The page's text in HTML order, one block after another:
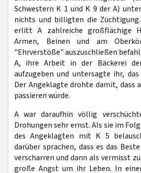
Schwestern K 1 und K 9 der A)
nichts und billigten die
erlitt A zahlreiche großflächige
Armen, Beinen und am
"Ehrverstöße" auszuschließen
A, ihre Arbeit in der Bäckerei
aufzugeben und untersagte ihr, das
Der Angeklagte drohte damit, dass
passieren würde.
A war daraufhin völlig
Drohungen sehr ernst. Als sie im
des Angeklagten mit K 5
darüber sprachen, dass es das
verscharren und dann als vermisst
große Angst um ihr Leben. In